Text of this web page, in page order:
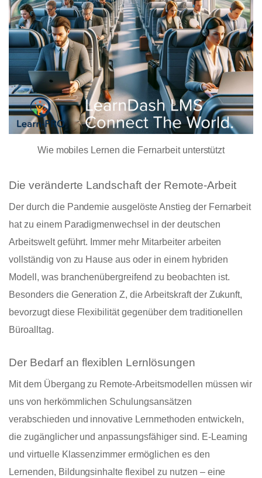
Wie mobiles Lernen die Fernarbeit unterstützt
Die veränderte Landschaft der Remote-Arbeit
Der durch die Pandemie ausgelöste Anstieg der Fernarbeit
hat zu einem Paradigmenwechsel in der deutschen
Arbeitswelt geführt. Immer mehr Mitarbeiter arbeiten
vollständig von zu Hause aus oder in einem hybriden
Modell, was branchenübergreifend zu beobachten ist.
Besonders die Generation Z, die Arbeitskraft der Zukunft,
bevorzugt diese Flexibilität gegenüber dem traditionellen
Büroalltag.
Der Bedarf an flexiblen Lernlösungen
Mit dem Übergang zu Remote-Arbeitsmodellen müssen wir
uns von herkömmlichen Schulungsansätzen
verabschieden und innovative Lernmethoden entwickeln,
die zugänglicher und anpassungsfähiger sind. E-Learning
und virtuelle Klassenzimmer ermöglichen es den
Lernenden, Bildungsinhalte flexibel zu nutzen – eine